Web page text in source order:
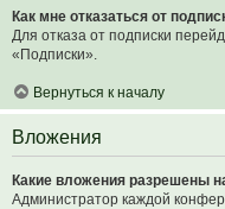
Как мне отказаться от
Для отказа от подписки
«Подписки».
Вернуться к началу
Вложения
Какие вложения разрешены
Администратор каждой